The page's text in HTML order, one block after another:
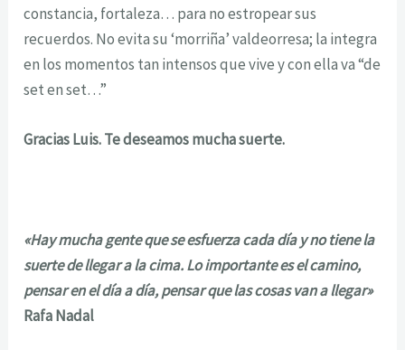
constancia, fortaleza… para no estropear sus
recuerdos. No evita su ‘morriña’ valdeorresa; la integra
en los momentos tan intensos que vive y con ella va “de
set en set…”
Gracias Luis. Te deseamos mucha suerte.
«Hay mucha gente que se esfuerza cada día y no tiene la
suerte de llegar a la cima. Lo importante es el camino,
pensar en el día a día, pensar que las cosas van a llegar»
Rafa Nadal